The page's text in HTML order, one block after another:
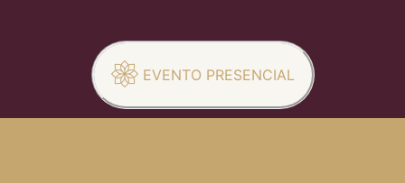
EVENTO PRESENCIAL